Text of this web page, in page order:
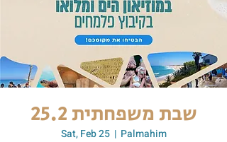
שבת משפחתית 25.2
Sat, Feb 25
  |
Palmahim